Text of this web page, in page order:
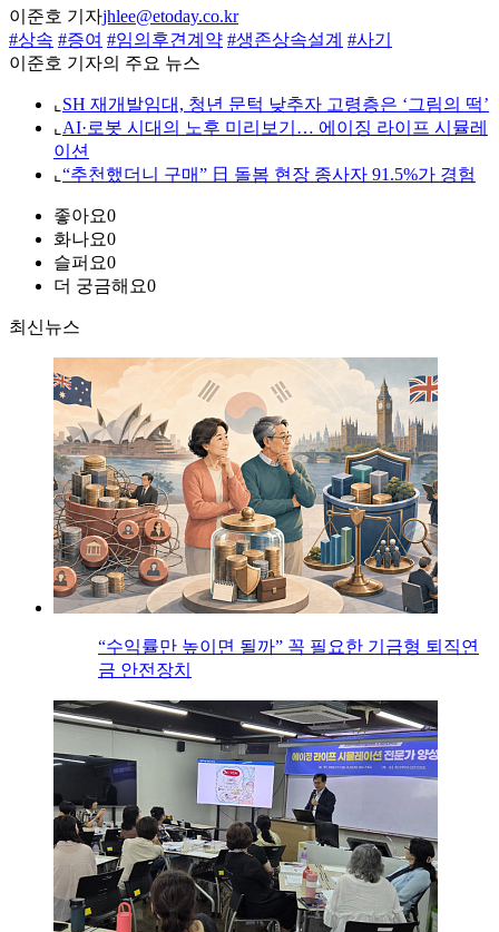
이준호 기자jhlee@etoday.co.kr
#상속 #증여 #임의후견계약 #생존상속설계 #사기
이준호 기자의 주요 뉴스
⌞ SH 재개발임대, 청년 문턱 낮추자 고령층은 ‘그림의 떡’
⌞ AI·로봇 시대의 노후 미리보기… 에이징 라이프 시뮬레
이션
⌞ “추천했더니 구매” 日 돌봄 현장 종사자 91.5%가 경험
좋아요0
화나요0
슬퍼요0
더 궁금해요0
최신뉴스
“수익률만 높이면 될까” 꼭 필요한 기금형 퇴직연
금 안전장치